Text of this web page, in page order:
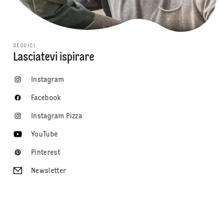
SEGUICI
Lasciatevi ispirare
Instagram
Facebook
Instagram Pizza
YouTube
Pinterest
Newsletter